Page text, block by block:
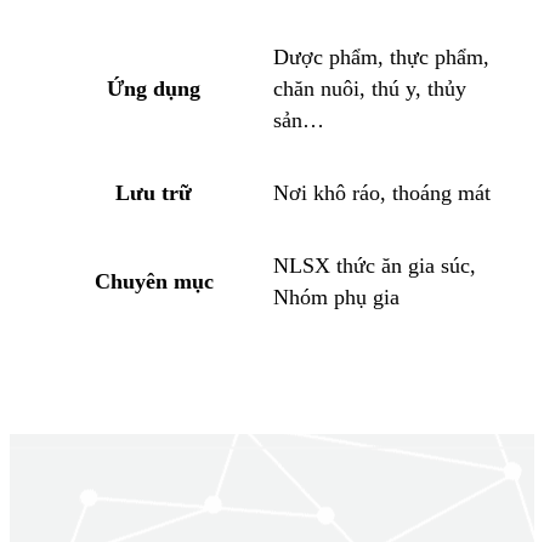
Ứng dụng
Dược phẩm, thực phẩm,
chăn nuôi, thú y, thủy
sản…
Lưu trữ Nơi khô ráo, thoáng mát
Chuyên mục
NLSX thức ăn gia súc,
Nhóm phụ gia